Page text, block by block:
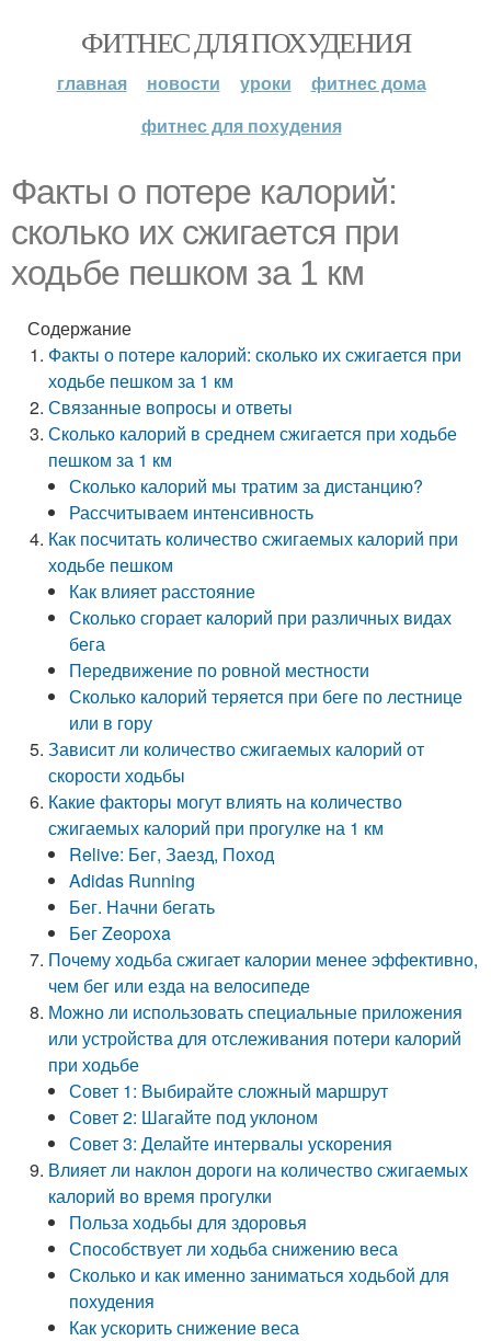
ФИТНЕС ДЛЯ ПОХУДЕНИЯ
главная новости уроки
фитнес дома
фитнес для похудения
Факты о потере калорий:
сколько их сжигается при
ходьбе пешком за 1 км
Содержание
Факты о потере калорий: сколько их сжигается при
ходьбе пешком за 1 км
Связанные вопросы и ответы
Сколько калорий в среднем сжигается при ходьбе
пешком за 1 км
Сколько калорий мы тратим за дистанцию?
Рассчитываем интенсивность
Как посчитать количество сжигаемых калорий при
ходьбе пешком
Как влияет расстояние
Сколько сгорает калорий при различных видах
бега
Передвижение по ровной местности
Сколько калорий теряется при беге по лестнице
или в гору
Зависит ли количество сжигаемых калорий от
скорости ходьбы
Какие факторы могут влиять на количество
сжигаемых калорий при прогулке на 1 км
Relive: Бег, Заезд, Поход
Adidas Running
Бег. Начни бегать
Бег Zeopoxa
Почему ходьба сжигает калории менее эффективно,
чем бег или езда на велосипеде
Можно ли использовать специальные приложения
или устройства для отслеживания потери калорий
при ходьбе
Совет 1: Выбирайте сложный маршрут
Совет 2: Шагайте под уклоном
Совет 3: Делайте интервалы ускорения
Влияет ли наклон дороги на количество сжигаемых
калорий во время прогулки
Польза ходьбы для здоровья
Способствует ли ходьба снижению веса
Сколько и как именно заниматься ходьбой для
похудения
Как ускорить снижение веса